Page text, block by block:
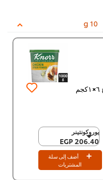
10 g
يوروكونتينر
206.40 EGP
يوروكونتينر
206.40 EGP
1,238.70 EGP
أضف إلى سلة
المشتريات